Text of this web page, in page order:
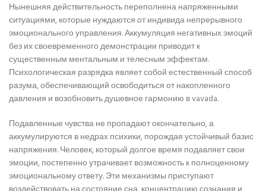
Нынешняя действительность переполнена напряженными
ситуациями, которые нуждаются от индивида непрерывного
эмоционального управления. Аккумуляция негативных эмоций
без их своевременного демонстрации приводит к
существенным ментальным и телесным эффектам.
Психологическая разрядка являет собой естественный способ
разума, обеспечивающий освободиться от накопленного
давления и возобновить душевное гармонию в vavada.
Подавленные чувства не пропадают окончательно, а
аккумулируются в недрах психики, порождая устойчивый базис
напряжения. Человек, который долгое время подавляет свои
эмоции, постепенно утрачивает возможность к полноценному
эмоциональному ответу. Эти механизмы приступают